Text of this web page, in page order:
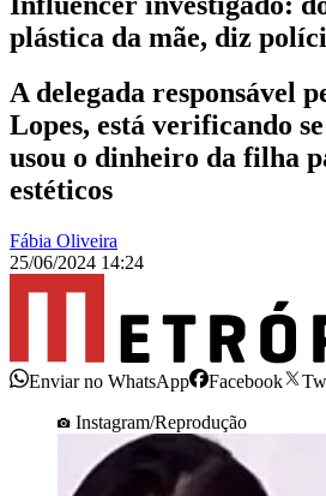
plástica da mãe, diz
A delegada responsável
Lopes, está verificando
usou o dinheiro da filha
estéticos
Fábia Oliveira
25/06/2024 14:24
Enviar no WhatsApp Facebook
Instagram/Reprodução